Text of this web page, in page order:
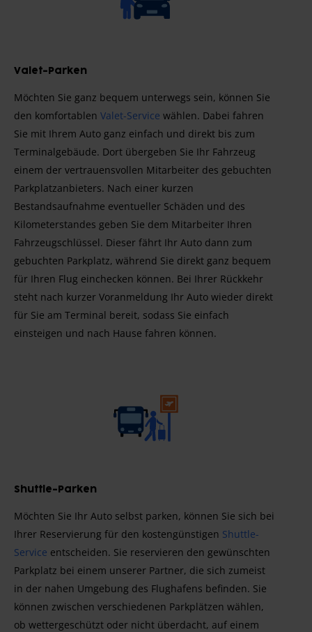
Valet-Parken
Möchten Sie ganz bequem unterwegs sein, können Sie
den komfortablen Valet-Service wählen. Dabei fahren
Sie mit Ihrem Auto ganz einfach und direkt bis zum
Terminalgebäude. Dort übergeben Sie Ihr Fahrzeug
einem der vertrauensvollen Mitarbeiter des gebuchten
Parkplatzanbieters. Nach einer kurzen
Bestandsaufnahme eventueller Schäden und des
Kilometerstandes geben Sie dem Mitarbeiter Ihren
Fahrzeugschlüssel. Dieser fährt Ihr Auto dann zum
gebuchten Parkplatz, während Sie direkt ganz bequem
für Ihren Flug einchecken können. Bei Ihrer Rückkehr
steht nach kurzer Voranmeldung Ihr Auto wieder direkt
für Sie am Terminal bereit, sodass Sie einfach
einsteigen und nach Hause fahren können.
Shuttle-Parken
Möchten Sie Ihr Auto selbst parken, können Sie sich bei
Ihrer Reservierung für den kostengünstigen Shuttle-
Service entscheiden. Sie reservieren den gewünschten
Parkplatz bei einem unserer Partner, die sich zumeist
in der nahen Umgebung des Flughafens befinden. Sie
können zwischen verschiedenen Parkplätzen wählen,
ob wettergeschützt oder nicht überdacht, auf einem